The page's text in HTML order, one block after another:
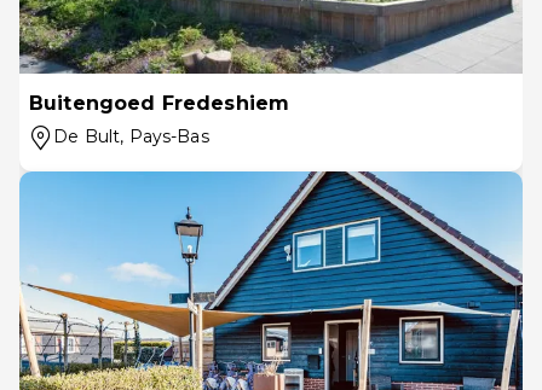
Buitengoed Fredeshiem
De Bult, Pays-Bas